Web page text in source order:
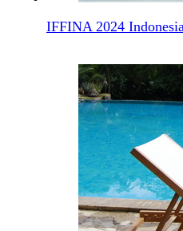
IFFINA 2024
Muebles De Exterior
Muebles Al Aire Libre